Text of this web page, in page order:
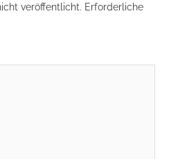
veröffentlicht. Erforderliche